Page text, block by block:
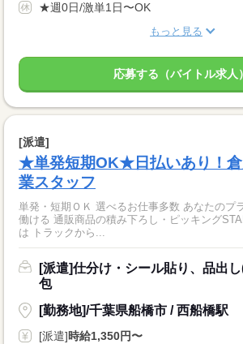
★週0日/激単1日〜OK
もっと見る
応募する（バイトル求人）
[派遣]
★単発短期OK★日払いあり！倉
業スタッフ
単発・短期ＯＫ 選べるお仕事多数 あなたのプ
働ける 通販商品の積み下ろし・ピッキング
は トラックから...
[派遣]仕分け・シール貼り、品出
包
[勤務地]/千葉県船橋市 / 西船橋駅
[派遣]時給1,350円〜